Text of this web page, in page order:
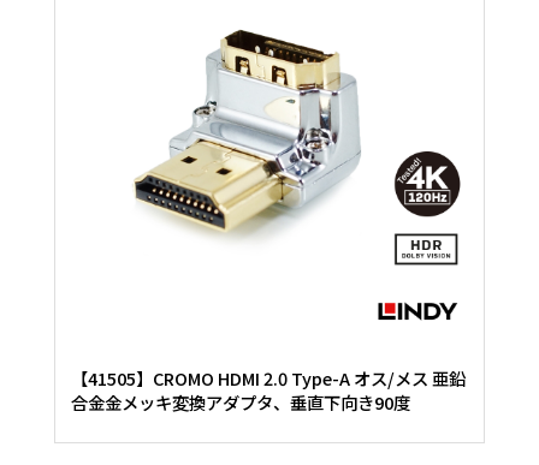
【41505】CROMO HDMI 2.0 Type-A オス/メス 亜鉛
合金金メッキ変換アダプタ、垂直下向き90度